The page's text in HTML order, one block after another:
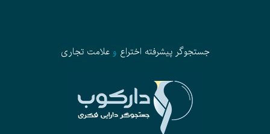
جستجوگر پیشرفته اختراع وعلامت تجاری